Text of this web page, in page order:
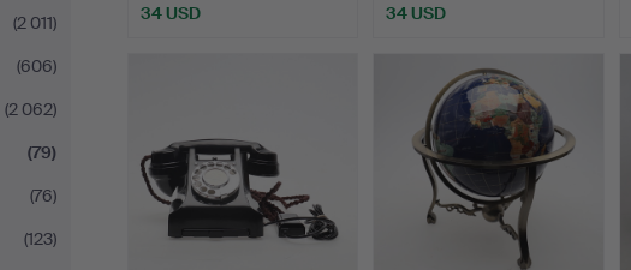
(2 011)
(606)
(2 062)
(79)
(76)
(123)
34 USD 34 USD